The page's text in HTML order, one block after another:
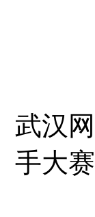
武汉
手大